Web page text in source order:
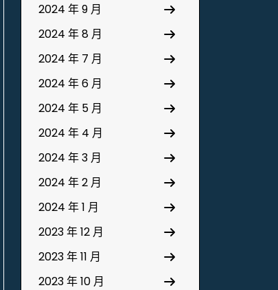
2024 年 9 月
2024 年 8 月
2024 年 7 月
2024 年 6 月
2024 年 5 月
2024 年 4 月
2024 年 3 月
2024 年 2 月
2024 年 1 月
2023 年 12 月
2023 年 11 月
2023 年 10 月